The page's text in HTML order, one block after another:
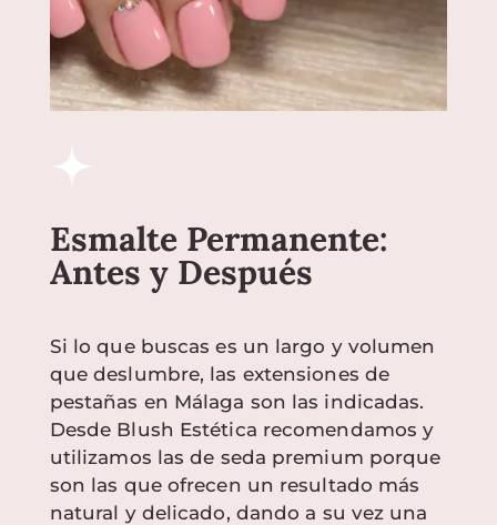
Esmalte Permanente:
Antes y Después
Si lo que buscas es un largo y volumen
que deslumbre, las extensiones de
pestañas en Málaga son las indicadas.
Desde Blush Estética recomendamos y
utilizamos las de seda premium porque
son las que ofrecen un resultado más
natural y delicado, dando a su vez una